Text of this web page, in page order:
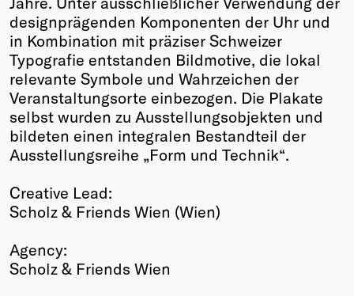
designprägenden Komponenten der Uhr und
in Kombination mit präziser Schweizer
Typografie entstanden Bildmotive, die lokal
relevante Symbole und Wahrzeichen der
Veranstaltungsorte einbezogen. Die Plakate
selbst wurden zu Ausstellungsobjekten und
bildeten einen integralen Bestandteil der
Ausstellungsreihe „Form und Technik“.
Creative Lead:
Scholz & Friends Wien (Wien)
Agency:
Scholz & Friends Wien